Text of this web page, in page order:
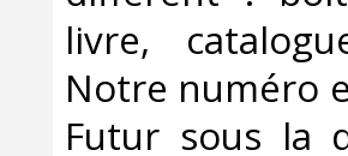
livre,
Notre numéro
Futur sous la